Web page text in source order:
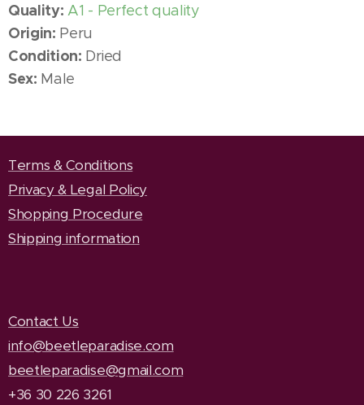
Quality: A1 - Perfect quality
Origin: Peru
Condition: Dried
Sex: Male
Terms & Conditions
Privacy & Legal Policy
Shopping Procedure
Shipping information
Contact Us
info@beetleparadise.com
beetleparadise@gmail.com
+36 30 226 3261